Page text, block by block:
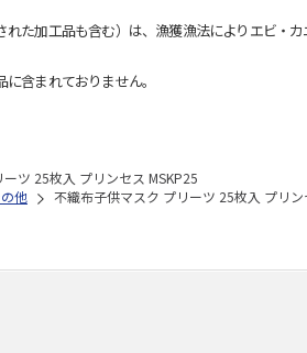
た加工品も含む）は、漁獲漁法によりエビ・
含まれておりません。
ツ 25枚入 プリンセス MSKP25
他 不織布子供マスク プリーツ 25枚入 プリン